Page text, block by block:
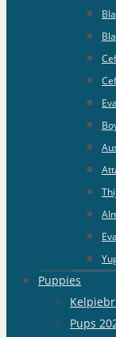
Puppies
Pups